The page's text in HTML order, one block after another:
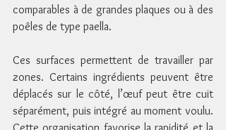
comparables à de grandes plaques ou à des
poêles de type paella.
Ces surfaces permettent de travailler par
zones. Certains ingrédients peuvent être
déplacés sur le côté, l’œuf peut être cuit
séparément, puis intégré au moment voulu.
Cette organisation favorise la rapidité et la